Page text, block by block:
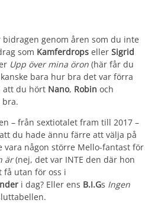
genom åren som du inte
som Kamferdrops eller Sigrid
Upp över mina öron (här får du
bara hur bra det var förra
att du hört Nano, Robin och
bra.
– från sextiotalet fram till 2017 –
du hade ännu färre att välja på
vara någon större Mello-fantast för
är(nej, det var INTE den där hon
få utan för oss i
i dag? Eller ens B.I.Gs Ingen